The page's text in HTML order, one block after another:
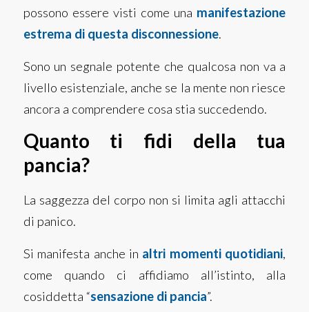
possono essere visti come una manifestazione
estrema di questa disconnessione.
Sono un segnale potente che qualcosa non va a
livello esistenziale, anche se la mente non riesce
ancora a comprendere cosa stia succedendo.
Quanto ti fidi della tua
pancia?
La saggezza del corpo non si limita agli attacchi
di panico.
Si manifesta anche in altri momenti quotidiani,
come quando ci affidiamo all’istinto, alla
cosiddetta “sensazione di pancia”.